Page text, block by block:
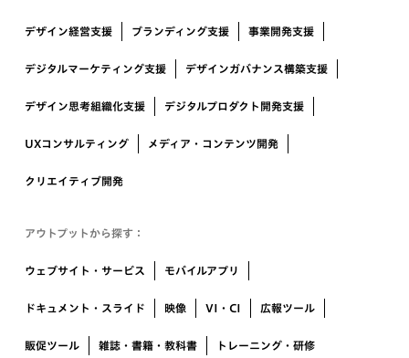
デザイン経営支援 ブランディング支援 事業開発支援
デジタルマーケティング支援 デザインガバナンス構築支援
デザイン思考組織化支援 デジタルプロダクト開発支援
UXコンサルティング メディア・コンテンツ開発
クリエイティブ開発
アウトプットから探す：
ウェブサイト・サービス モバイルアプリ
ドキュメント・スライド 映像 VI・CI 広報ツール
販促ツール 雑誌・書籍・教科書 トレーニング・研修